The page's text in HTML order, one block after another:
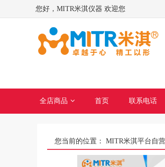
您好，MITR米淇仪器 欢迎您
全店商品 首页 联系电话
您当前的位置： MITR米淇平台自